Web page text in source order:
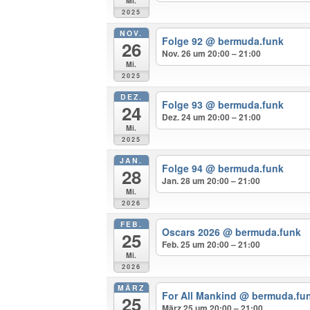
2025
NOV.
26
Mi.
2025
Folge 92@ bermuda.funk
Nov. 26 um 20:00 – 21:00
DEZ.
24
Mi.
2025
Folge 93@ bermuda.funk
Dez. 24 um 20:00 – 21:00
JAN.
28
Mi.
2026
Folge 94@ bermuda.funk
Jan. 28 um 20:00 – 21:00
FEB.
25
Mi.
2026
Oscars 2026@ bermuda.funk
Feb. 25 um 20:00 – 21:00
MÄRZ
25 For All Mankind@